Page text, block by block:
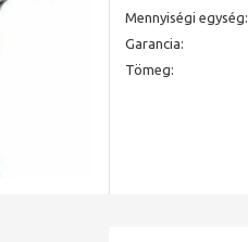
Mennyiségi egység:
Garancia:
Tömeg: